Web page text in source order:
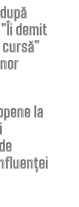
demit
cursă”
la